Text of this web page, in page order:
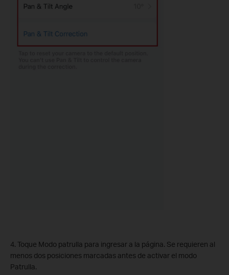
4. Toque Modo patrulla para ingresar a la página. Se requieren al
menos dos posiciones marcadas antes de activar el modo
Patrulla.